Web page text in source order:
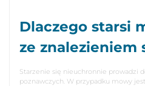
Dlaczego starsi
ze znalezieniem
Starzenie się nieuchronnie prowadzi
poznawczych. W przypadku mowy